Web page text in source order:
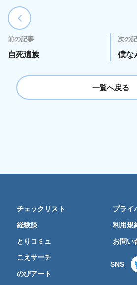
前の記事
自死遺族
次の
僕な
一覧へ戻る
チェックリスト
経験談
とりコミュ
こえサーチ
のびアート
プライ
利用規
お問い
SNS